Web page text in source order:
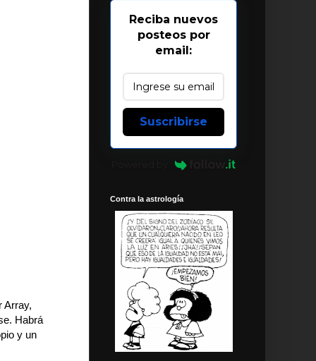
Array,
Habrá
y un
Reciba nuevos
posteos por
email:
Suscribirse
Contra la astrología